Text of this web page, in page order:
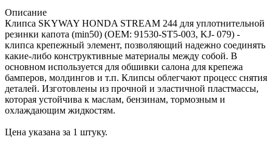
Описание
Клипса SKYWAY HONDA STREAM 244 для уплотнительной
резинки капота (min50) (OEM: 91530-ST5-003, KJ- 079) -
клипса крепежный элемент, позволяющий надежно соединять
какие-либо конструктивные материалы между собой. В
основном используется для обшивки салона для крепежа
бамперов, молдингов и т.п. Клипсы облегчают процесс снятия
деталей. Изготовлены из прочной и эластичной пластмассы,
которая устойчива к маслам, бензинам, тормозным и
охлаждающим жидкостям.
Цена указана за 1 штуку.